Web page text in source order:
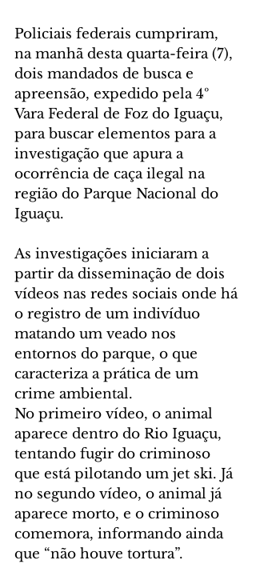
Policiais federais cumpriram,
na manhã desta quarta-feira (7),
dois mandados de busca e
apreensão, expedido pela 4º
Vara Federal de Foz do Iguaçu,
para buscar elementos para a
investigação que apura a
ocorrência de caça ilegal na
região do Parque Nacional do
Iguaçu.
As investigações iniciaram a
partir da disseminação de dois
vídeos nas redes sociais onde há
o registro de um indivíduo
matando um veado nos
entornos do parque, o que
caracteriza a prática de um
crime ambiental.
No primeiro vídeo, o animal
aparece dentro do Rio Iguaçu,
tentando fugir do criminoso
que está pilotando um jet ski. Já
no segundo vídeo, o animal já
aparece morto, e o criminoso
comemora, informando ainda
que “não houve tortura”.